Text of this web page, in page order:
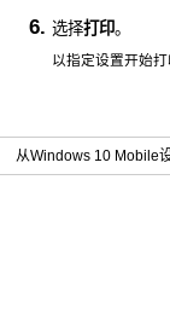
选择打印。
以指定设置开始打
从Windows 10 Mobile